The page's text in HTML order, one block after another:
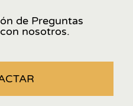
de Preguntas
nosotros.